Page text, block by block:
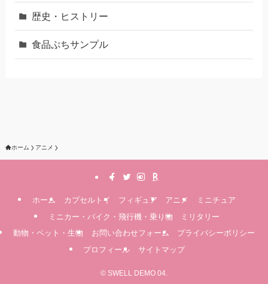
歴史・ヒストリー
食品ぷちサンプル
ホーム アニメ
ホーム カプセルトイ フィギュア アニメ
ミニチュア
ミニカー・バイク・飛行機・乗り物
ミリタリー
動物・ペット・生物
お問い合わせフォーム
プライバシーポリシー
プロフィール
サイトマップ
© SWELL DEMO 04.